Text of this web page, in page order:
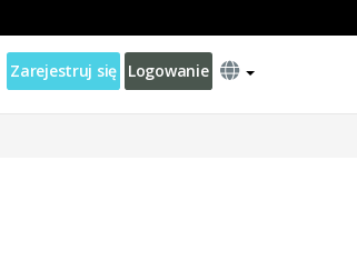
Zarejestruj się Logowanie